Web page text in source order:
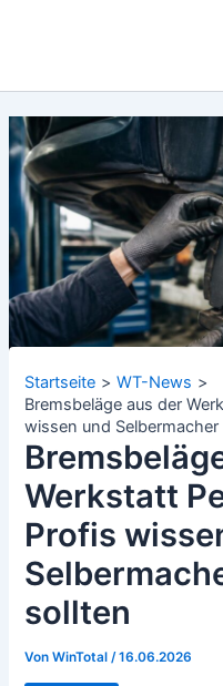
Startseite
WT-News
Bremsbeläge aus der
wissen und
Werkstatt
Profis
sollten
VonWinTotal/16.06.2026